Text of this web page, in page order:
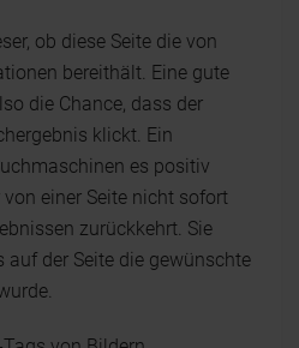
ob diese Seite die von
bereithält. Eine gute
die Chance, dass der
klickt. Ein
es positiv
von einer Seite nicht sofort
zurückkehrt. Sie
auf der Seite die gewünschte